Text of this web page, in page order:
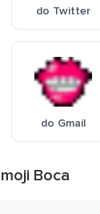
do Twitter
do Gmail
Boca